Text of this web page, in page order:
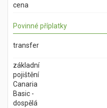
cena
Povinné příplatky
transfer
základní
pojištění
Canaria
Basic -
dospělá